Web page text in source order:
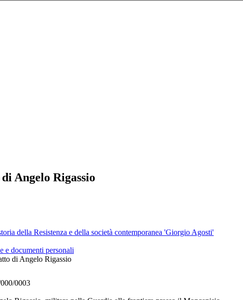
Angelo Rigassio
della Resistenza e della società contemporanea 'Giorgio Agosti'
e documenti personali
di Angelo Rigassio
0003